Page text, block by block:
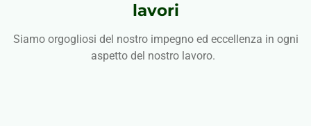
lavori
Siamo orgogliosi del nostro impegno ed eccellenza in ogni
aspetto del nostro lavoro.